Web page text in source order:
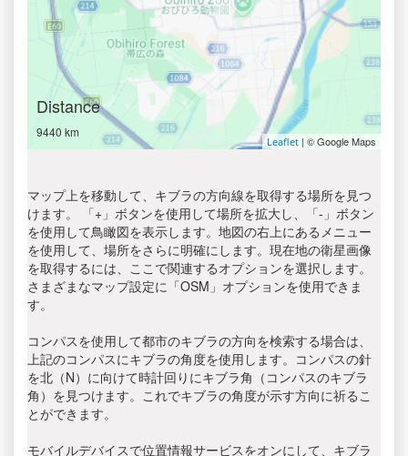
Distance
9440 km
Leaflet | © Google Maps
マップ上を移動して、キブラの方向線を取得する場所を見つ
けます。 「+」ボタンを使用して場所を拡大し、「-」ボタン
を使用して鳥瞰図を表示します。地図の右上にあるメニュー
を使用して、場所をさらに明確にします。現在地の衛星画像
を取得するには、ここで関連するオプションを選択します。
さまざまなマップ設定に「OSM」オプションを使用できま
す。
コンパスを使用して都市のキブラの方向を検索する場合は、
上記のコンパスにキブラの角度を使用します。コンパスの針
を北（N）に向けて時計回りにキブラ角（コンパスのキブラ
角）を見つけます。これでキブラの角度が示す方向に祈るこ
とができます。
モバイルデバイスで位置情報サービスをオンにして、キブラ